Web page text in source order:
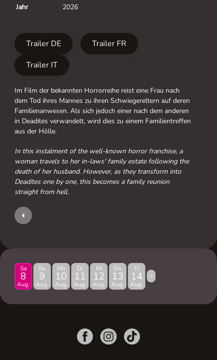
Jahr
2026
Trailer DE
Trailer FR
Trailer IT
Im Film der bekannten Horrorreihe reist eine Frau nach
dem Tod ihres Mannes zu ihren Schwiegereltern auf deren
Familienanwesen. Als sich jedoch einer nach dem anderen
in Deadites verwandelt, wird dies zu einem Familientreffen
aus der Hölle.
In this instalment of the well-known horror franchise, a
woman travels to her in-laws' family estate following the
death of her husband. However, as they transform into
Deadites one by one, this becomes a family reunion
straight from hell.
Sa
8
Aug.
So
9
Aug.
Mo
10
Aug.
Di
11
Aug.
Mi
12
Aug.
Do
13
Aug.
Fr
14
Aug.
>